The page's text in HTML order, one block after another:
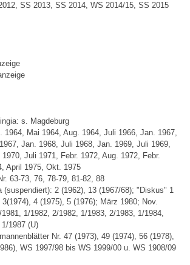
SS 2013, SS 2014, WS 2014/15, SS 2015
s. Magdeburg
1964, Mai 1964, Aug. 1964, Juli 1966, Jan. 1967,
Jan. 1968, Juli 1968, Jan. 1969, Juli 1969,
Juli 1971, Febr. 1972, Aug. 1972, Febr.
April 1975, Okt. 1975
63-73, 76, 78-79, 81-82, 88
(suspendiert): 2 (1962), 13 (1967/68); "Diskus" 1
4 (1975), 5 (1976); März 1980; Nov.
1/1982, 2/1982, 1/1983, 2/1983, 1/1984,
1987 (U)
Nr. 47 (1973), 49 (1974), 56 (1978),
WS 1997/98 bis WS 1999/00 u. WS 1908/09